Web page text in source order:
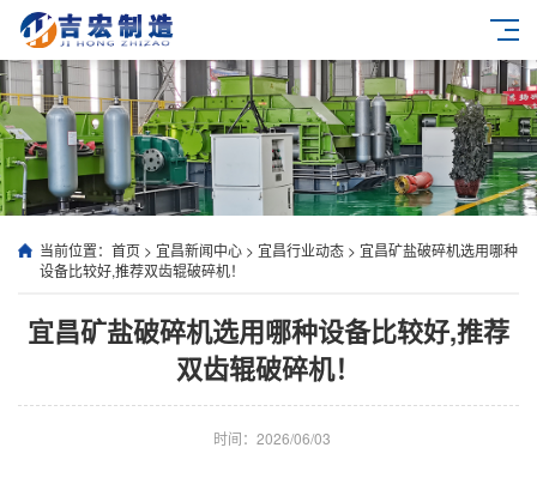
当前位置： 首页 > 宜昌新闻中心 > 宜昌行业动态 > 宜昌矿盐破碎机选用哪种
设备比较好,推荐双齿辊破碎机！
宜昌矿盐破碎机选用哪种设备比较好,推荐
双齿辊破碎机！
时间：2026/06/03